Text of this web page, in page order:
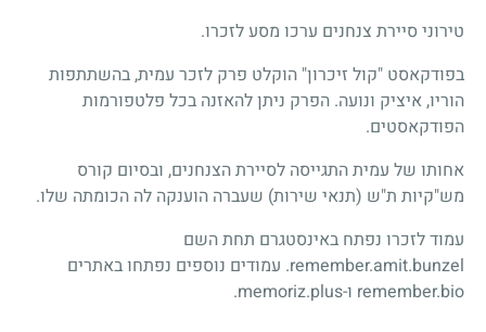
טירוני סיירת צנחנים ערכו מסע לזכרו.
בפודקאסט "קול זיכרון" הוקלט פרק לזכר עמית, בהשתתפות
הוריו, איציק ונועה. הפרק ניתן להאזנה בכל פלטפורמות
הפודקאסטים.
אחותו של עמית התגייסה לסיירת הצנחנים, ובסיום קורס
מש"קיות ת"ש (תנאי שירות) שעברה הוענקה לה הכומתה שלו.
עמוד לזכרו נפתח באינסטגרם תחת השם
remember.amit.bunzel. עמודים נוספים נפתחו באתרים
remember.bio ו-memoriz.plus.